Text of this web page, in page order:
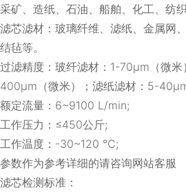
采矿、造纸、石油、船舶、化工、纺
滤芯滤材：玻璃纤维、滤纸、金属网
结毡等。
过滤精度：玻纤滤材：1-70μm（微
400μm（微米）；滤纸滤材：5-40μm
额定流量：6~9100 L/min;
工作压力：≤450公斤;
工作温度：-30~120 ℃;
参数作为参考详细的请咨询网站客服
滤芯检测标准：